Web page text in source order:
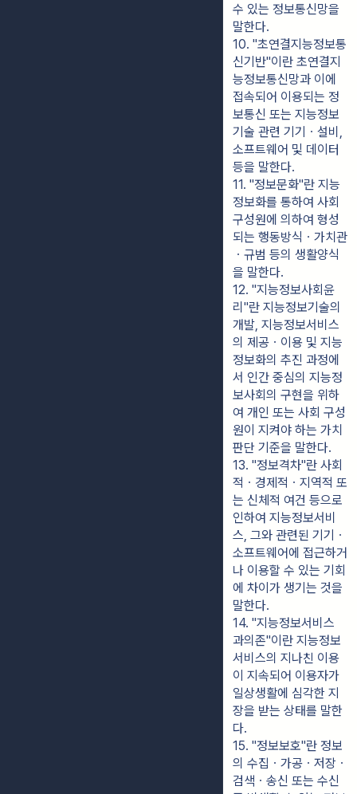
수 있는 정보통신망을
말한다.
10. "초연결지능정보통
신기반"이란 초연결지
능정보통신망과 이에
접속되어 이용되는 정
보통신 또는 지능정보
기술 관련 기기ㆍ설비,
소프트웨어 및 데이터
등을 말한다.
11. "정보문화"란 지능
정보화를 통하여 사회
구성원에 의하여 형성
되는 행동방식ㆍ가치관
ㆍ규범 등의 생활양식
을 말한다.
12. "지능정보사회윤
리"란 지능정보기술의
개발, 지능정보서비스
의 제공ㆍ이용 및 지능
정보화의 추진 과정에
서 인간 중심의 지능정
보사회의 구현을 위하
여 개인 또는 사회 구성
원이 지켜야 하는 가치
판단 기준을 말한다.
13. "정보격차"란 사회
적ㆍ경제적ㆍ지역적 또
는 신체적 여건 등으로
인하여 지능정보서비
스, 그와 관련된 기기ㆍ
소프트웨어에 접근하거
나 이용할 수 있는 기회
에 차이가 생기는 것을
말한다.
14. "지능정보서비스
과의존"이란 지능정보
서비스의 지나친 이용
이 지속되어 이용자가
일상생활에 심각한 지
장을 받는 상태를 말한
다.
15. "정보보호"란 정보
의 수집ㆍ가공ㆍ저장ㆍ
검색ㆍ송신 또는 수신